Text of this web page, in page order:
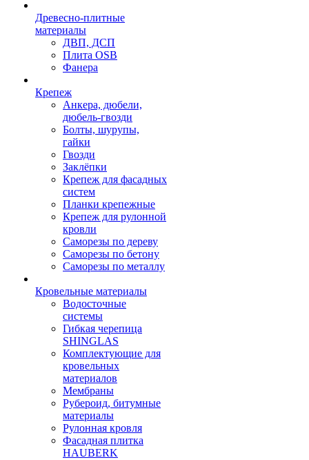
Древесно-плитные
материалы
ДВП, ДСП
Плита OSB
Фанера
Крепеж
Анкера, дюбели,
дюбель-гвозди
Болты, шурупы,
гайки
Гвозди
Заклёпки
Крепеж для фасадных
систем
Планки крепежные
Крепеж для рулонной
кровли
Саморезы по дереву
Саморезы по бетону
Саморезы по металлу
Кровельные материалы
Водосточные
системы
Гибкая черепица
SHINGLAS
Комплектующие для
кровельных
материалов
Мембраны
Рубероид, битумные
материалы
Рулонная кровля
Фасадная плитка
HAUBERK